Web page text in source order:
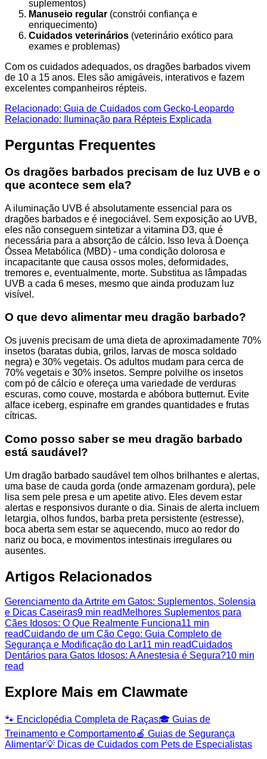
suplementos)
Manuseio regular (constrói confiança e
enriquecimento)
Cuidados veterinários (veterinário exótico para
exames e problemas)
Com os cuidados adequados, os dragões barbados vivem
de 10 a 15 anos. Eles são amigáveis, interativos e fazem
excelentes companheiros répteis.
Relacionado: Guia de Cuidados com Gecko-Leopardo
Relacionado: Iluminação para Répteis Explicada
Perguntas Frequentes
Os dragões barbados precisam de luz UVB e o
que acontece sem ela?
A iluminação UVB é absolutamente essencial para os
dragões barbados e é inegociável. Sem exposição ao UVB,
eles não conseguem sintetizar a vitamina D3, que é
necessária para a absorção de cálcio. Isso leva à Doença
Óssea Metabólica (MBD) - uma condição dolorosa e
incapacitante que causa ossos moles, deformidades,
tremores e, eventualmente, morte. Substitua as lâmpadas
UVB a cada 6 meses, mesmo que ainda produzam luz
visível.
O que devo alimentar meu dragão barbado?
Os juvenis precisam de uma dieta de aproximadamente 70%
insetos (baratas dubia, grilos, larvas de mosca soldado
negra) e 30% vegetais. Os adultos mudam para cerca de
70% vegetais e 30% insetos. Sempre polvilhe os insetos
com pó de cálcio e ofereça uma variedade de verduras
escuras, como couve, mostarda e abóbora butternut. Evite
alface iceberg, espinafre em grandes quantidades e frutas
cítricas.
Como posso saber se meu dragão barbado
está saudável?
Um dragão barbado saudável tem olhos brilhantes e alertas,
uma base de cauda gorda (onde armazenam gordura), pele
lisa sem pele presa e um apetite ativo. Eles devem estar
alertas e responsivos durante o dia. Sinais de alerta incluem
letargia, olhos fundos, barba preta persistente (estresse),
boca aberta sem estar se aquecendo, muco ao redor do
nariz ou boca, e movimentos intestinais irregulares ou
ausentes.
Artigos Relacionados
Gerenciamento da Artrite em Gatos: Suplementos, Solensia
e Dicas Caseiras9 min read Melhores Suplementos para
Cães Idosos: O Que Realmente Funciona11 min
readCuidando de um Cão Cego: Guia Completo de
Segurança e Modificação do Lar11 min readCuidados
Dentários para Gatos Idosos: A Anestesia é Segura?10 min
read
Explore Mais em Clawmate
🐾 Enciclopédia Completa de Raças🎓 Guias de
Treinamento e Comportamento🍎 Guias de Segurança
Alimentar💡 Dicas de Cuidados com Pets de Especialistas